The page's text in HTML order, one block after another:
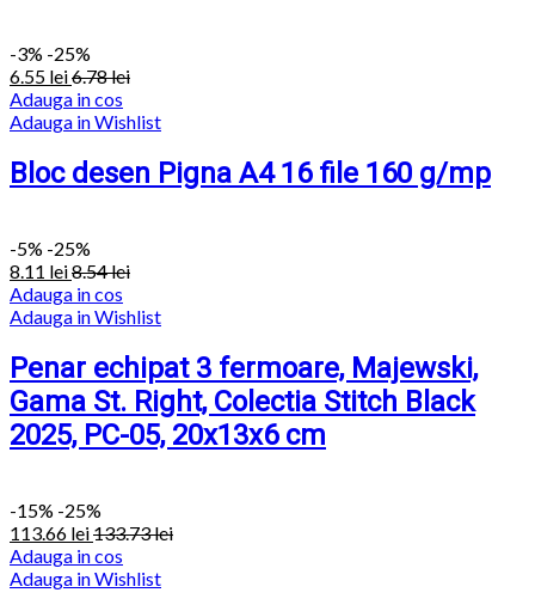
-3% -25%
6.55 lei6.78lei
Adauga in cos
Adauga in Wishlist
Bloc desen Pigna A4 16 file 160 g/mp
-5% -25%
8.11 lei8.54lei
Adauga in cos
Adauga in Wishlist
Penar echipat 3 fermoare, Majewski,
Gama St. Right, Colectia Stitch Black
2025, PC-05, 20x13x6 cm
-15% -25%
113.66 lei133.73lei
Adauga in cos
Adauga in Wishlist